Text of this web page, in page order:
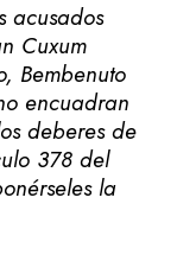
acusados
Cuxum
Bembenuto
encuadran
deberes de
378 del
la